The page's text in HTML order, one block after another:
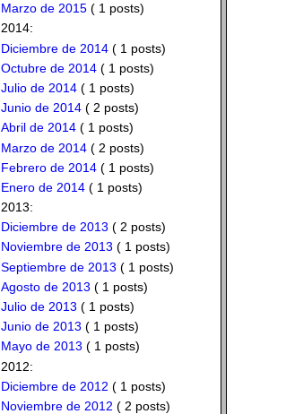
Marzo de 2015( 1 posts)
2014:
Diciembre de 2014( 1 posts)
Octubre de 2014( 1 posts)
Julio de 2014( 1 posts)
Junio de 2014( 2 posts)
Abril de 2014( 1 posts)
Marzo de 2014( 2 posts)
Febrero de 2014( 1 posts)
Enero de 2014( 1 posts)
2013:
Diciembre de 2013 ( 2 posts)
Noviembre de 2013 ( 1 posts)
Septiembre de 2013 ( 1 posts)
Agosto de 2013 ( 1 posts)
Julio de 2013 ( 1 posts)
Junio de 2013 ( 1 posts)
Mayo de 2013 ( 1 posts)
2012:
Diciembre de 2012 ( 1 posts)
Noviembre de 2012 ( 2 posts)